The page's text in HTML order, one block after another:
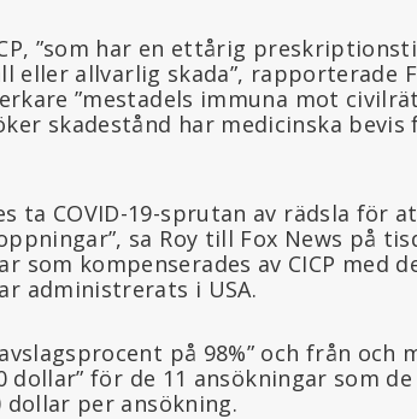
”som har en ettårig
eller allvarlig skada”, rapporterade
”mestadels immuna mot
skadestånd har medicinska bevis
ta COVID-19-sprutan av rädsla för
sa Roy till Fox News på
som kompenserades av CICP med
administrerats i USA.
på 98%” och från och
för de 11 ansökningar som
per ansökning.